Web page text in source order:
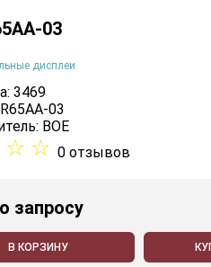
03
дисплеи
3469
03
BOE
☆ ☆ 0 отзывов
запросу
В КОРЗИНУ